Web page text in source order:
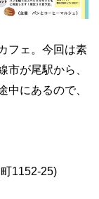
フェ。今回は素
市が尾駅から、
中にあるので、
1152-25)